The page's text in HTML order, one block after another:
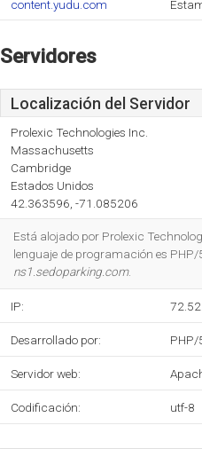
content.yudu.com
Servidores
Localización del Servidor
Prolexic Technologies Inc.
Massachusetts
Cambridge
Estados Unidos
42.363596, -71.085206
Está alojado por Prolexic
lenguaje de programación es PHP/
ns1.sedoparking.com.
IP:
Desarrollado por: PHP/
Servidor web:
Codificación: utf-8